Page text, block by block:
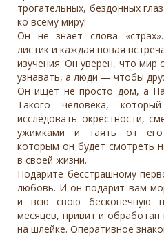
трогательных, бездонных
ко всему миру!
Он не знает слова
листик и каждая новая
изучения. Он уверен, что мир
узнавать, а люди — чтобы
Он ищет не просто дом, а
Такого человека,
исследовать окрестности,
ужимками и таять от его
которым он будет смотреть
в своей жизни.
Подарите бесстрашному
любовь. И он подарит вам
и всю свою бесконечную
месяцев, привит и обработан
на шлейке. Оперативное